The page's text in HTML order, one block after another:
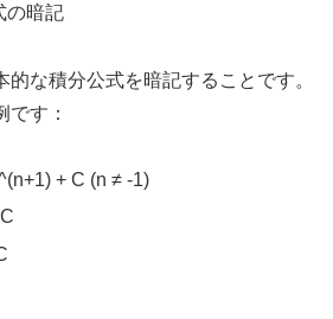
の暗記
的な積分公式を暗記することです。
です：
+ C (n ≠ -1)